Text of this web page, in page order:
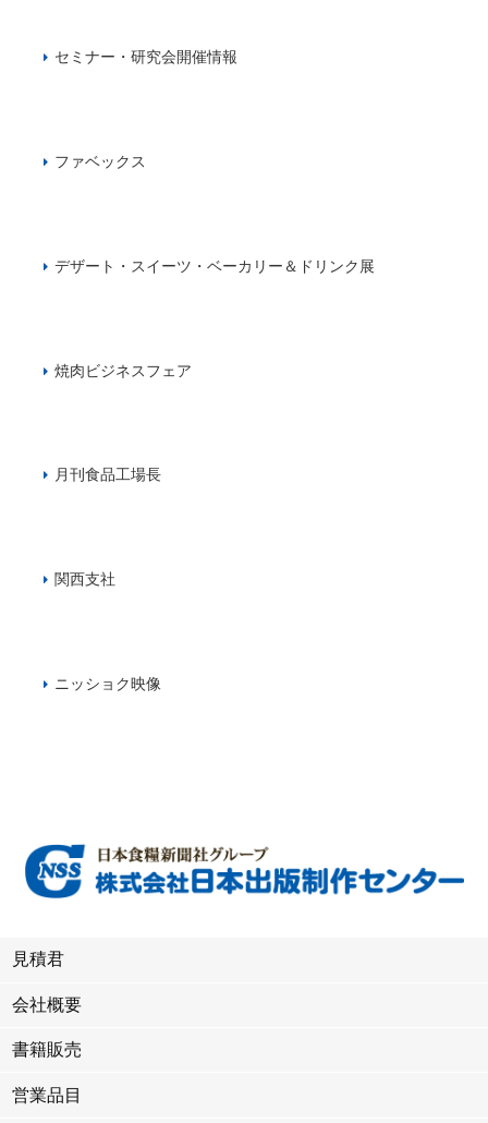
セミナー・研究会開催情報
ファベックス
デザート・スイーツ・ベーカリー＆ドリンク展
焼肉ビジネスフェア
月刊食品工場長
関西支社
ニッショク映像
見積君
会社概要
書籍販売
営業品目